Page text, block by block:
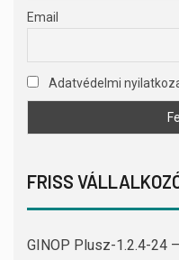
Email
Adatvédelmi
FRISS
GINOP Plusz-1.2.4-24